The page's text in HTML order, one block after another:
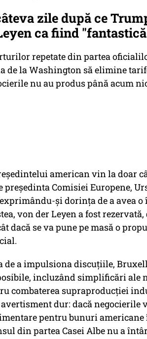
zile după ce
ca fiind
repetate din partea
de la Washington să elimine
nu au produs până acum
american vin la doar
președinta Comisiei Europene,
și dorința de a avea o
von der Leyen a fost
dacă se va pune pe masă o
de a impulsiona discuțiile,
incluzând simplificări ale
combaterea supraproducției
dur: dacă negocierile
pentru bunuri americane
din partea Casei Albe nu a